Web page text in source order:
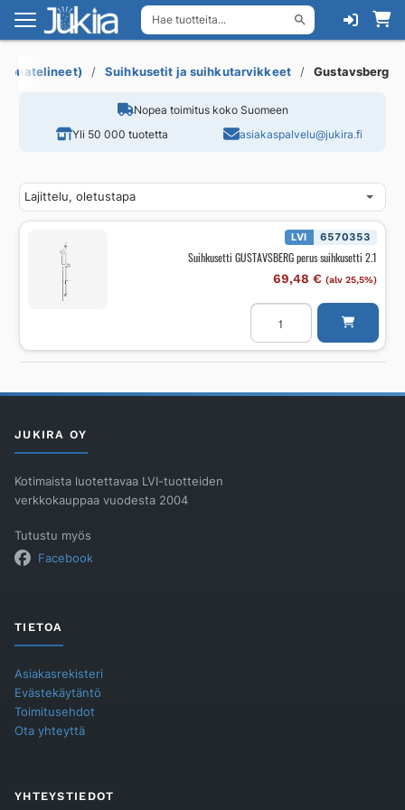
Hae tuotteita...
Siirry
navigointiin
Siirry
sisältöön
Suihkusetit ja suihkutarvikkeet Gustavsberg
Nopea toimitus koko Suomeen
Yli 50 000 tuotetta
asiakaspalvelu@jukira.fi
LVI 6570353
Suihkusetti GUSTAVSBERG perus suihkusetti 2.1
69,48 € (alv 25,5%)
Suihkusetti
GUSTAVSBERG
perus
suihkusetti
2.1
JUKIRA OY
Kotimaista luotettavaa LVI-tuotteiden
verkkokauppaa vuodesta 2004
Tutustu myös
Facebook
TIETOA
Asiakasrekisteri
Evästekäytäntö
Toimitusehdot
Ota yhteyttä
YHTEYSTIEDOT